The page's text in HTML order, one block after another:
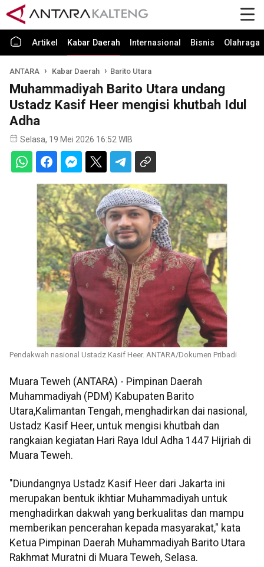
Artikel Kabar Daerah Internasional Bisnis Olahraga
ANTARA Kabar Daerah Barito Utara
Muhammadiyah Barito Utara undang
Ustadz Kasif Heer mengisi khutbah Idul
Adha
Selasa, 19 Mei 2026 16:52 WIB
Pendakwah nasional Ustadz Kasif Heer. ANTARA/Dokumen Pribadi
Muara Teweh (ANTARA) - Pimpinan Daerah
Muhammadiyah (PDM) Kabupaten Barito
Utara,Kalimantan Tengah, menghadirkan dai nasional,
Ustadz Kasif Heer, untuk mengisi khutbah dan
rangkaian kegiatan Hari Raya Idul Adha 1447 Hijriah di
Muara Teweh.
"Diundangnya Ustadz Kasif Heer dari Jakarta ini
merupakan bentuk ikhtiar Muhammadiyah untuk
menghadirkan dakwah yang berkualitas dan mampu
memberikan pencerahan kepada masyarakat," kata
Ketua Pimpinan Daerah Muhammadiyah Barito Utara
Rakhmat Muratni di Muara Teweh, Selasa.